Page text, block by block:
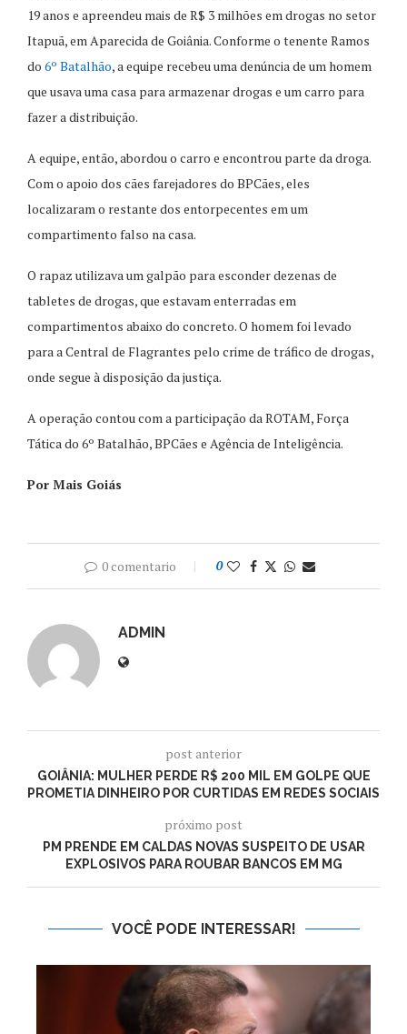
19 anos e apreendeu mais de R$ 3 milhões em drogas no setor
Itapuã, em Aparecida de Goiânia. Conforme o tenente Ramos
do 6º Batalhão, a equipe recebeu uma denúncia de um homem
que usava uma casa para armazenar drogas e um carro para
fazer a distribuição.
A equipe, então, abordou o carro e encontrou parte da droga.
Com o apoio dos cães farejadores do BPCães, eles
localizaram o restante dos entorpecentes em um
compartimento falso na casa.
O rapaz utilizava um galpão para esconder dezenas de
tabletes de drogas, que estavam enterradas em
compartimentos abaixo do concreto. O homem foi levado
para a Central de Flagrantes pelo crime de tráfico de drogas,
onde segue à disposição da justiça.
A operação contou com a participação da ROTAM, Força
Tática do 6º Batalhão, BPCães e Agência de Inteligência.
Por Mais Goiás
0 comentario 0
ADMIN
post anterior
GOIÂNIA: MULHER PERDE R$ 200 MIL EM GOLPE QUE
PROMETIA DINHEIRO POR CURTIDAS EM REDES SOCIAIS
próximo post
PM PRENDE EM CALDAS NOVAS SUSPEITO DE USAR
EXPLOSIVOS PARA ROUBAR BANCOS EM MG
VOCÊ PODE INTERESSAR!